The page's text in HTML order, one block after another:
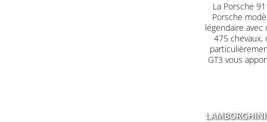
La Porsche
Porsche
légendaire
475
GT3 vous
LAMBORGHINI